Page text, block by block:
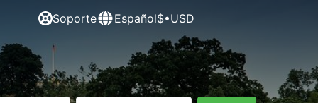
Soporte Español$•USD